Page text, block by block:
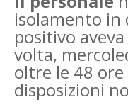
isolamento
positivo
volta,
oltre le 48
disposizioni